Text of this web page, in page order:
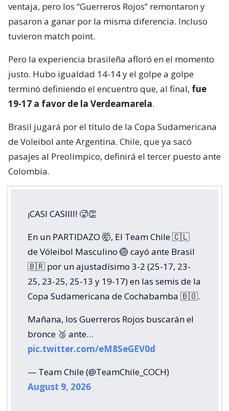
ventaja, pero los “Guerreros Rojos” remontaron y
pasaron a ganar por la misma diferencia. Incluso
tuvieron match point.
Pero la experiencia brasileña afloró en el momento
justo. Hubo igualdad 14-14 y el golpe a golpe
terminó definiendo el encuentro que, al final, fue
19-17 a favor de la Verdeamarela.
Brasil jugará por el título de la Copa Sudamericana
de Voleibol ante Argentina. Chile, que ya sacó
pasajes al Preolímpico, definirá el tercer puesto ante
Colombia.
¡CASI CASIIII! 🥵👏
En un PARTIDAZO 🤯, El Team Chile 🇨🇱
de Vóleibol Masculino 🏐 cayó ante Brasil
🇧🇷 por un ajustadísimo 3-2 (25-17, 23-
25, 23-25, 25-13 y 19-17) en las semis de la
Copa Sudamericana de Cochabamba 🇧🇴.
Mañana, los Guerreros Rojos buscarán el
bronce 🥉 ante…
pic.twitter.com/eM8SeGEV0d
— Team Chile (@TeamChile_COCH)
August 9, 2026